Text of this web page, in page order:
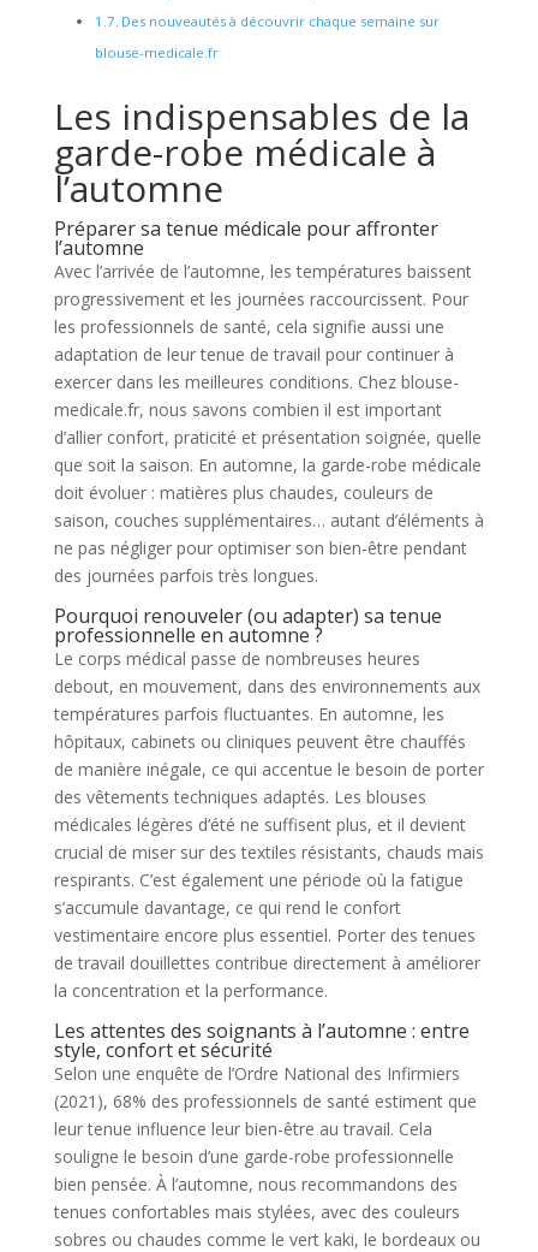
Des nouveautés à découvrir chaque semaine sur
blouse-medicale.fr
Les indispensables de la
garde-robe médicale à
l’automne
Préparer sa tenue médicale pour affronter
l’automne
Avec l’arrivée de l’automne, les températures baissent
progressivement et les journées raccourcissent. Pour
les professionnels de santé, cela signifie aussi une
adaptation de leur tenue de travail pour continuer à
exercer dans les meilleures conditions. Chez blouse-
medicale.fr, nous savons combien il est important
d’allier confort, praticité et présentation soignée, quelle
que soit la saison. En automne, la garde-robe médicale
doit évoluer : matières plus chaudes, couleurs de
saison, couches supplémentaires… autant d’éléments à
ne pas négliger pour optimiser son bien-être pendant
des journées parfois très longues.
Pourquoi renouveler (ou adapter) sa tenue
professionnelle en automne ?
Le corps médical passe de nombreuses heures
debout, en mouvement, dans des environnements aux
températures parfois fluctuantes. En automne, les
hôpitaux, cabinets ou cliniques peuvent être chauffés
de manière inégale, ce qui accentue le besoin de porter
des vêtements techniques adaptés. Les blouses
médicales légères d’été ne suffisent plus, et il devient
crucial de miser sur des textiles résistants, chauds mais
respirants. C’est également une période où la fatigue
s’accumule davantage, ce qui rend le confort
vestimentaire encore plus essentiel. Porter des tenues
de travail douillettes contribue directement à améliorer
la concentration et la performance.
Les attentes des soignants à l’automne : entre
style, confort et sécurité
Selon une enquête de l’Ordre National des Infirmiers
(2021), 68% des professionnels de santé estiment que
leur tenue influence leur bien-être au travail. Cela
souligne le besoin d’une garde-robe professionnelle
bien pensée. À l’automne, nous recommandons des
tenues confortables mais stylées, avec des couleurs
sobres ou chaudes comme le vert kaki, le bordeaux ou